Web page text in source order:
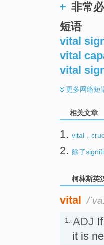
非常
短语
vital
vital
vital
更多网络短
相关文章
1. vital，
2. 除了
柯林斯英
vital /
1. ADJ
it is